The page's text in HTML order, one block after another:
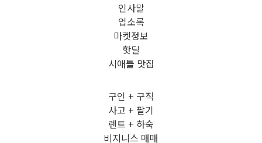
인사말
업소록
마켓정보
핫딜
시애틀 맛집
구인 + 구직
사고 + 팔기
렌트 + 하숙
비지니스 매매